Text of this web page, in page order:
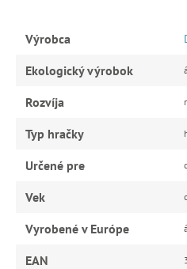
Výrobca
Ekologický výrobok
Rozvíja
Typ hračky
Určené pre
Vek
Vyrobené v Európe
EAN